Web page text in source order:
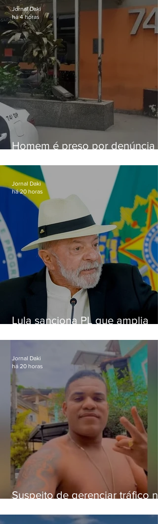
Homem é preso por denúncia
Alcântara
Jornal Daki
há 4 horas
Lula sanciona PL que amplia
crianças
Jornal Daki
há 20 horas
Suspeito de gerenciar tráfico na
foragido
Jornal Daki
há 20 horas